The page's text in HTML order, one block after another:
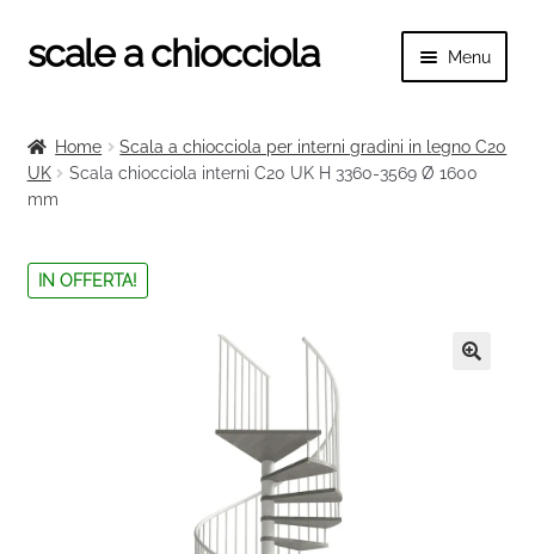
Vai
alla
Vai
al
scale a chiocciola Menu
il
menu
Tutte le scale
Ringhiere e balaustre
menu
Home
Scala a chiocciola per interni gradini in legno C20
UK
Scala chiocciola interni C20 UK H 3360-3569 Ø 1600
mm
IN OFFERTA!